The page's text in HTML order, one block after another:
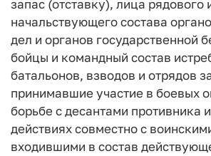
запас (отставку), лица рядового
начальствующего состава
дел и органов государственной
бойцы и командный состав
батальонов, взводов и отрядов
принимавшие участие в боевых
борьбе с десантами противника
действиях совместно с
входившими в состав